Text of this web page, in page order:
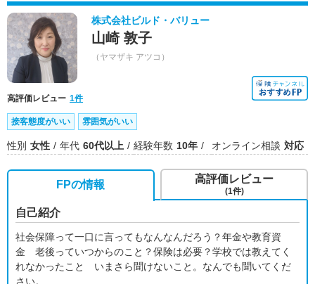
株式会社ビルド・バリュー
山崎 敦子
（ヤマザキ アツコ）
高評価レビュー 1件
接客態度がいい 雰囲気がいい
性別 女性 年代 60代以上 経験年数 10年 オンライン相談 対応
FPの情報
自己紹介
社会保障って一口に言ってもなんなんだろう？年金や教育資
金 老後っていつからのこと？保険は必要？学校では教えてく
れなかったこと いまさら聞けないこと。なんでも聞いてくだ
さい。
高評価レビュー
(1件)